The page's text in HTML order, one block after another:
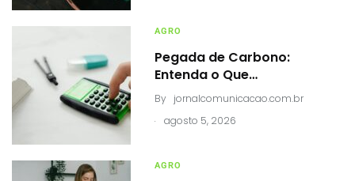
AGRO
Pegada de Carbono:
Entenda o Que…
By jornalcomunicacao.com.br
.
agosto 5, 2026
AGRO